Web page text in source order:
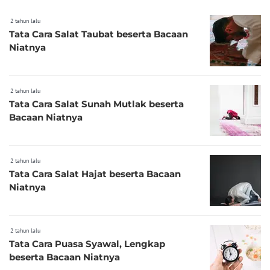
2 tahun lalu
Tata Cara Salat Taubat beserta Bacaan
Niatnya
2 tahun lalu
Tata Cara Salat Sunah Mutlak beserta
Bacaan Niatnya
2 tahun lalu
Tata Cara Salat Hajat beserta Bacaan
Niatnya
2 tahun lalu
Tata Cara Puasa Syawal, Lengkap
beserta Bacaan Niatnya